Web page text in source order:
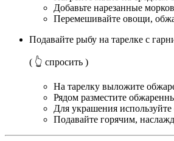
Добавьте нарезанные
Перемешивайте овощи,
Подавайте рыбу на тарелке с
( 👆 спросить )
На тарелку выложите
Рядом разместите
Для украшения
Подавайте горячим,